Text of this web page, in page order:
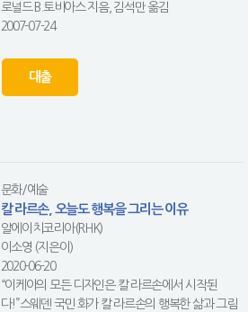
로널드 B.토비아스 지음, 김석만 옮김
2007-07-24
대출
문화/예술
칼 라르손, 오늘도 행복을 그리는 이유
알에이치코리아(RHK)
이소영 (지은이)
2020-06-20
“이케아의 모든 디자인은 칼 라르손에서 시작된
다!”스웨덴 국민 화가 칼 라르손의 행복한 삶과 그림